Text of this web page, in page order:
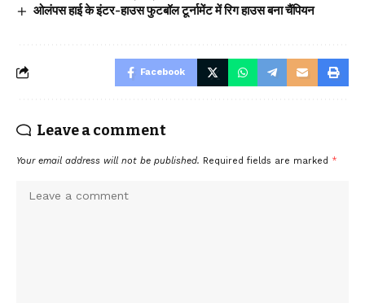
ओलंपस हाई के इंटर-हाउस फुटबॉल टूर्नामेंट में रिग हाउस बना चैंपियन
Facebook
Leave a comment
Your email address will not be published. Required fields are marked *